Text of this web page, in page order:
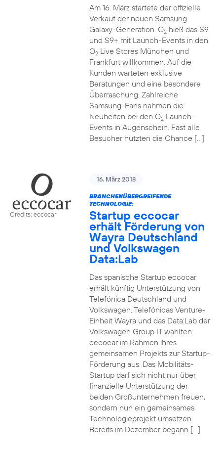
Am 16. März startete der offizielle
Verkauf der neuen Samsung
Galaxy-Generation. O2hieß das S9
und S9+ mit Launch-Events in den
O2Live Stores München und
Frankfurt willkommen. Auf die
Kunden warteten exklusive
Beratungen und eine besondere
Überraschung. Zahlreiche
Samsung-Fans nahmen die
Neuheiten bei den O2Launch-
Events in Augenschein. Fast alle
Besucher nutzten die Chance […]
Credits: eccocar
16. März 2018
BRANCHENÜBERGREIFENDE
TECHNOLOGIE:
Startup eccocar
erhält Förderung von
Wayra Deutschland
und Volkswagen
Data:Lab
Das spanische Startup eccocar
erhält künftig Unterstützung von
Telefónica Deutschland und
Volkswagen. Telefónicas Venture-
Einheit Wayra und das Data:Lab der
Volkswagen Group IT wählten
eccocar im Rahmen ihres
gemeinsamen Projekts zur Startup-
Förderung aus. Das Mobilitäts-
Startup darf sich nicht nur über
finanzielle Unterstützung der
beiden Großunternehmen freuen,
sondern nun ein gemeinsames
Technologieprojekt umsetzen.
Bereits im Dezember begann […]